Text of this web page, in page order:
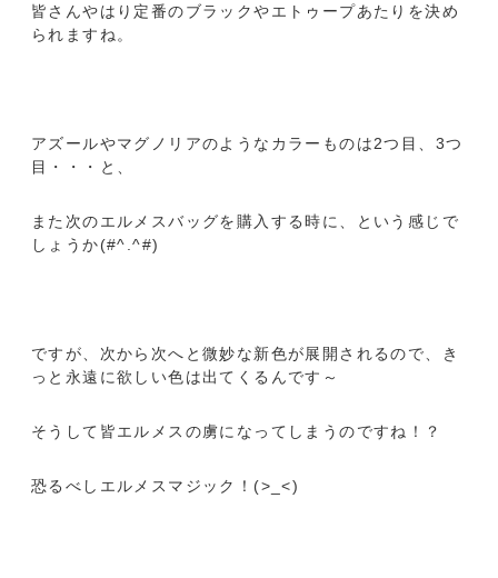
皆さんやはり定番のブラックやエトゥープあたりを決め
られますね。
アズールやマグノリアのようなカラーものは2つ目、3つ
目・・・と、
また次のエルメスバッグを購入する時に、という感じで
しょうか(#^.^#)
ですが、次から次へと微妙な新色が展開されるので、き
っと永遠に欲しい色は出てくるんです～
そうして皆エルメスの虜になってしまうのですね！？
恐るべしエルメスマジック！(>_<)